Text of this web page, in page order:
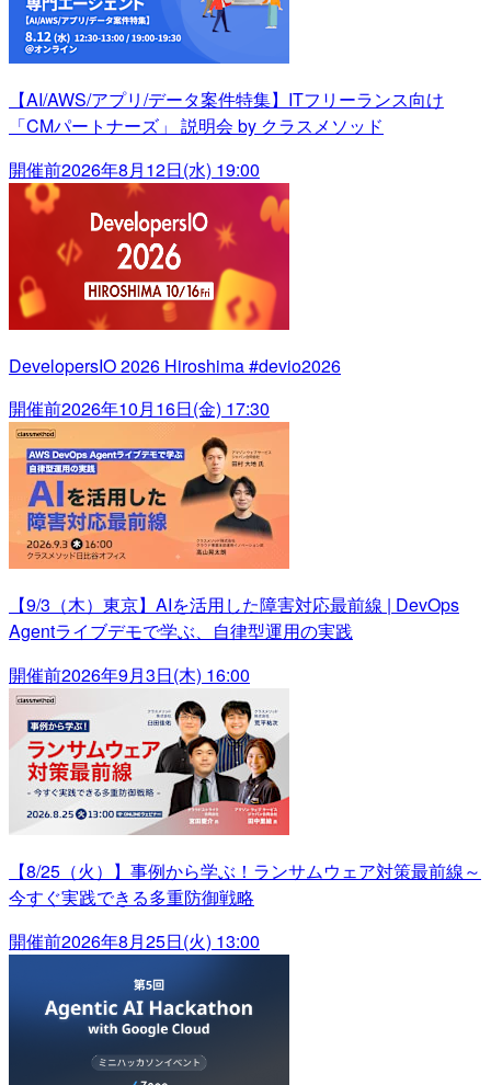
【AI/AWS/アプリ/データ案件特集】ITフリーランス向け
「CMパートナーズ」 説明会 by クラスメソッド
開催前2026年8月12日(水) 19:00
DevelopersIO 2026 Hiroshima #devio2026
開催前2026年10月16日(金) 17:30
【9/3（木）東京】AIを活用した障害対応最前線 | DevOps
Agentライブデモで学ぶ、自律型運用の実践
開催前2026年9月3日(木) 16:00
【8/25（火）】事例から学ぶ！ランサムウェア対策最前線～
今すぐ実践できる多重防御戦略
開催前2026年8月25日(火) 13:00